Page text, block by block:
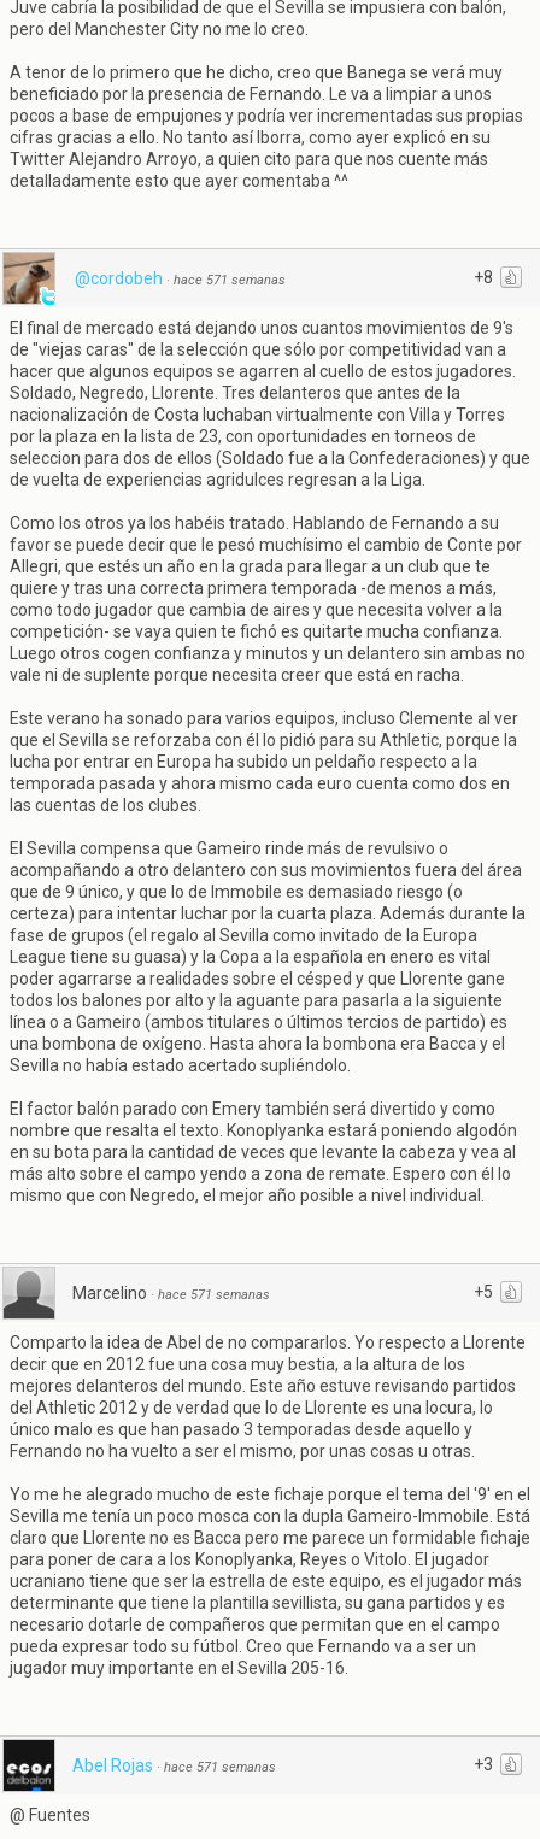
Juve cabría la posibilidad de que el Sevilla se impusiera con balón,
pero del Manchester City no me lo creo.
A tenor de lo primero que he dicho, creo que Banega se verá muy
beneficiado por la presencia de Fernando. Le va a limpiar a unos
pocos a base de empujones y podría ver incrementadas sus propias
cifras gracias a ello. No tanto así Iborra, como ayer explicó en su
Twitter Alejandro Arroyo, a quien cito para que nos cuente más
detalladamente esto que ayer comentaba ^^
+8
@cordobeh · hace 571 semanas
El final de mercado está dejando unos cuantos movimientos de 9's
de "viejas caras" de la selección que sólo por competitividad van a
hacer que algunos equipos se agarren al cuello de estos jugadores.
Soldado, Negredo, Llorente. Tres delanteros que antes de la
nacionalización de Costa luchaban virtualmente con Villa y Torres
por la plaza en la lista de 23, con oportunidades en torneos de
seleccion para dos de ellos (Soldado fue a la Confederaciones) y que
de vuelta de experiencias agridulces regresan a la Liga.
Como los otros ya los habéis tratado. Hablando de Fernando a su
favor se puede decir que le pesó muchísimo el cambio de Conte por
Allegri, que estés un año en la grada para llegar a un club que te
quiere y tras una correcta primera temporada -de menos a más,
como todo jugador que cambia de aires y que necesita volver a la
competición- se vaya quien te fichó es quitarte mucha confianza.
Luego otros cogen confianza y minutos y un delantero sin ambas no
vale ni de suplente porque necesita creer que está en racha.
Este verano ha sonado para varios equipos, incluso Clemente al ver
que el Sevilla se reforzaba con él lo pidió para su Athletic, porque la
lucha por entrar en Europa ha subido un peldaño respecto a la
temporada pasada y ahora mismo cada euro cuenta como dos en
las cuentas de los clubes.
El Sevilla compensa que Gameiro rinde más de revulsivo o
acompañando a otro delantero con sus movimientos fuera del área
que de 9 único, y que lo de Immobile es demasiado riesgo (o
certeza) para intentar luchar por la cuarta plaza. Además durante la
fase de grupos (el regalo al Sevilla como invitado de la Europa
League tiene su guasa) y la Copa a la española en enero es vital
poder agarrarse a realidades sobre el césped y que Llorente gane
todos los balones por alto y la aguante para pasarla a la siguiente
línea o a Gameiro (ambos titulares o últimos tercios de partido) es
una bombona de oxígeno. Hasta ahora la bombona era Bacca y el
Sevilla no había estado acertado supliéndolo.
El factor balón parado con Emery también será divertido y como
nombre que resalta el texto. Konoplyanka estará poniendo algodón
en su bota para la cantidad de veces que levante la cabeza y vea al
más alto sobre el campo yendo a zona de remate. Espero con él lo
mismo que con Negredo, el mejor año posible a nivel individual.
+5
Marcelino · hace 571 semanas
Comparto la idea de Abel de no compararlos. Yo respecto a Llorente
decir que en 2012 fue una cosa muy bestia, a la altura de los
mejores delanteros del mundo. Este año estuve revisando partidos
del Athletic 2012 y de verdad que lo de Llorente es una locura, lo
único malo es que han pasado 3 temporadas desde aquello y
Fernando no ha vuelto a ser el mismo, por unas cosas u otras.
Yo me he alegrado mucho de este fichaje porque el tema del '9' en el
Sevilla me tenía un poco mosca con la dupla Gameiro-Immobile. Está
claro que Llorente no es Bacca pero me parece un formidable fichaje
para poner de cara a los Konoplyanka, Reyes o Vitolo. El jugador
ucraniano tiene que ser la estrella de este equipo, es el jugador más
determinante que tiene la plantilla sevillista, su gana partidos y es
necesario dotarle de compañeros que permitan que en el campo
pueda expresar todo su fútbol. Creo que Fernando va a ser un
jugador muy importante en el Sevilla 205-16.
+3
Abel Rojas · hace 571 semanas
@ Fuentes